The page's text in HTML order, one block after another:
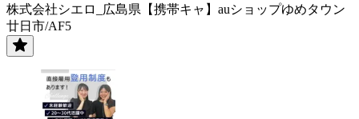
株式会社シエロ_広島県【携帯キャ】auショップゆめタウン
廿日市/AF5